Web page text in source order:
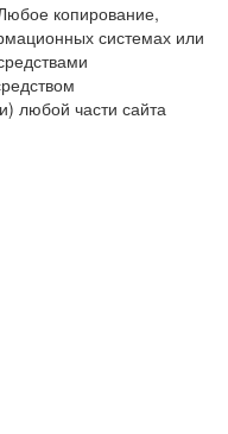
копирование,
системах или
любой части сайта